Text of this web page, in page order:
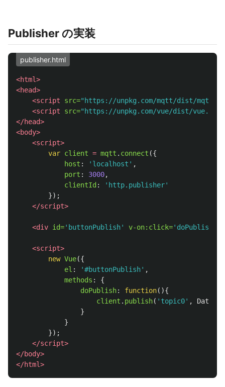
Publisher の実装
publisher.html
<html>
<head>
<script src="https://unpkg.com/mqtt/dist/
<script src="https://unpkg.com/vue/dist/
</head>
<body>
<script>
var client = mqtt . connect ({
host : ' localhost ' ,
port : 3000,
clientId : ' http.publisher'
});
</script>
<div id='buttonPublish' v-on:click='doPublish'
<script>
new Vue({
el : '#buttonPublish' ,
methods :
{
doPublish: function(){
client . publish( ' topic0' , Date
}
}
});
</script>
</body>
</html>